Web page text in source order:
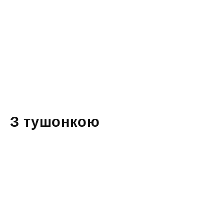
З тушонкою